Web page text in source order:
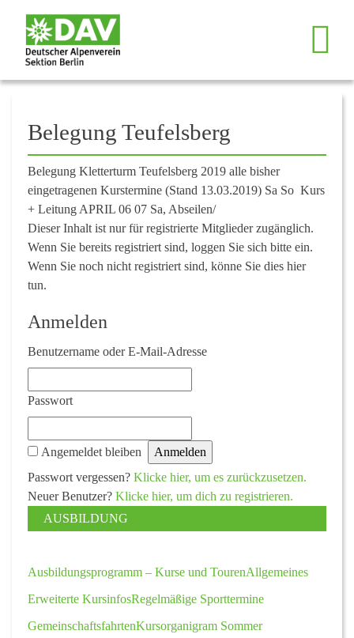
++++ Spiele, Punsch und Plätzchen, Spieleabend am Do, 11.
Belegung Teufelsberg
Belegung Kletterturm Teufelsberg 2019 alle bisher
eingetragenen Kurstermine (Stand 13.03.2019) Sa So Kurs
+ Leitung APRIL 06 07 Sa, Abseilen/
Dieser Inhalt ist nur für registrierte Mitglieder zugänglich.
Wenn Sie bereits registriert sind, loggen Sie sich bitte ein.
Wenn Sie noch nicht registriert sind, könne Sie dies hier
tun.
Anmelden
Benutzername oder E-Mail-Adresse
Passwort
Angemeldet bleiben
Passwort vergessen? Klicke hier, um es zurückzusetzen.
Neuer Benutzer? Klicke hier, um dich zu registrieren.
AUSBILDUNG
Ausbildungsprogramm – Kurse und TourenAllgemeines
Erweiterte KursinfosRegelmäßige Sporttermine
GemeinschaftsfahrtenKursorganigram Sommer